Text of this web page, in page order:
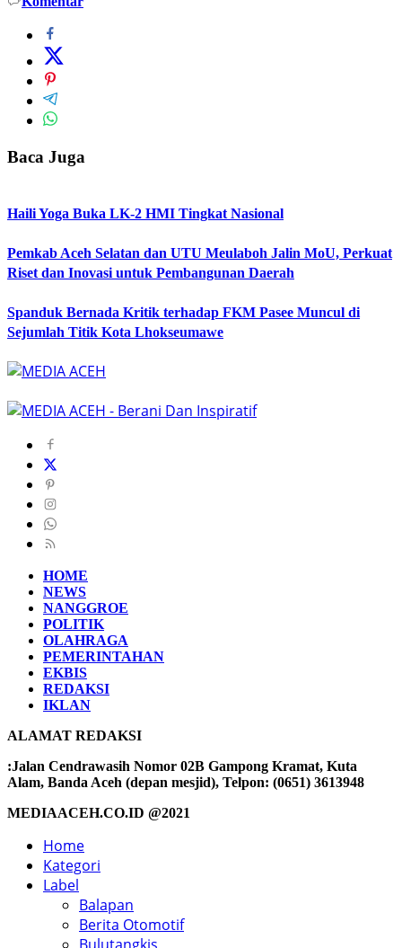
Baca Juga
Haili Yoga Buka LK-2 HMI Tingkat Nasional
Pemkab Aceh Selatan dan UTU Meulaboh Jalin MoU, Perkuat
Riset dan Inovasi untuk Pembangunan Daerah
Spanduk Bernada Kritik terhadap FKM Pasee Muncul di
Sejumlah Titik Kota Lhokseumawe
HOME
NEWS
NANGGROE
POLITIK
OLAHRAGA
PEMERINTAHAN
EKBIS
REDAKSI
IKLAN
ALAMAT REDAKSI
:Jalan Cendrawasih Nomor 02B Gampong Kramat, Kuta
Alam, Banda Aceh (depan mesjid), Telpon: (0651) 3613948
MEDIAACEH.CO.ID @2021
Home
Kategori
Label
Balapan
Berita Otomotif